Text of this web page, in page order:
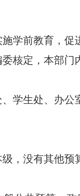
学前教育，促
核定， 本部门
学生处、办公
级，没有其他预